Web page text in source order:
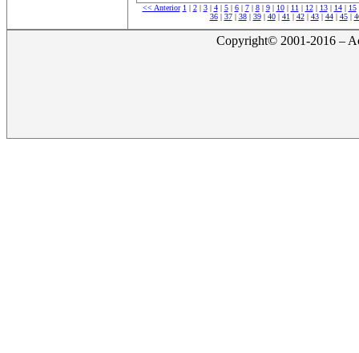
<< Anterior 1 | 2| 3| 4| 5| 6| 7| 8| 9| 10| 11 | 12| 13| 14| 15
36| 37| 38| 39| 40| 41 | 42| 43| 44| 45|
Copyright© 2001-2016 –